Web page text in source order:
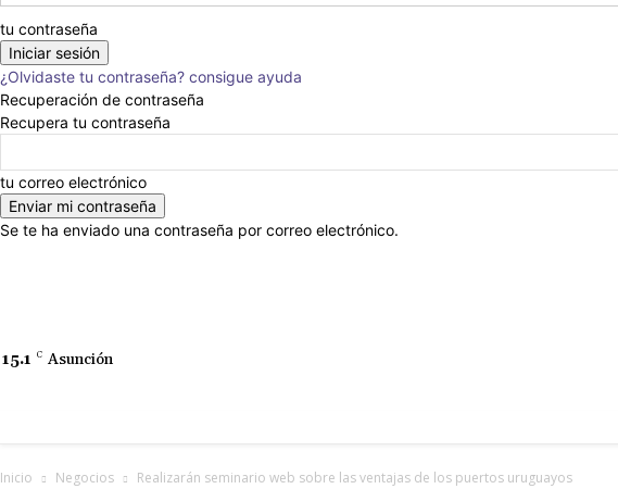
tu contraseña
¿Olvidaste tu contraseña? consigue ayuda
Recuperación de contraseña
Recupera tu contraseña
tu correo electrónico
Se te ha enviado una contraseña por correo electrónico.
15.1 C Asunción
Inicio Negocios Realizarán seminario web sobre las ventajas de los puertos uruguayos